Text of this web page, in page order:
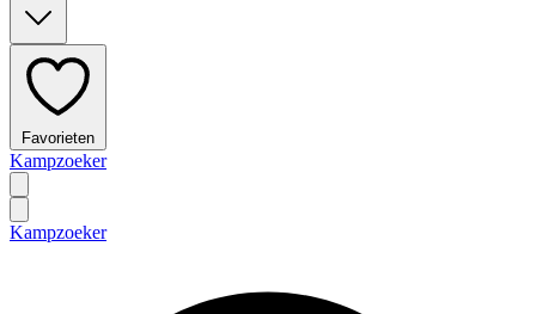
Favorieten
Kampzoeker
Kampzoeker